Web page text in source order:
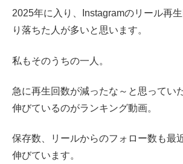
2025年に入り、Instagramのリール再
り落ちた人が多いと思います。
私もそのうちの一人。
急に再生回数が減ったな～と思ってい
伸びているのがランキング動画。
保存数、リールからのフォロー数も最
伸びています。